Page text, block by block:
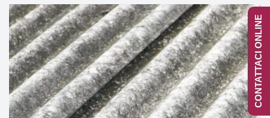
CONTATTACI ONLINE